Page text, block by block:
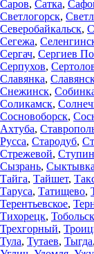
Саров, Сатка,
Светлогорск,
Северобайкальск,
Сегежа,
Сергач, Сергиев
Серпухов,
Славянка,
Снежинск,
Соликамск,
Сосновоборск,
Ахтуба,
Русса, Стародуб,
Стрежевой,
Сызрань,
Тайга, Тайшет,
Таруса, Татищево,
Терентьевское,
Тихорецк, Тобольск
Трехгорный,
Тула, Тутаев, Тыгда,